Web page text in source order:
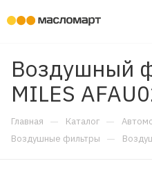
Воздушный
MILES
Главная — Каталог —
Воздушные фильтры —